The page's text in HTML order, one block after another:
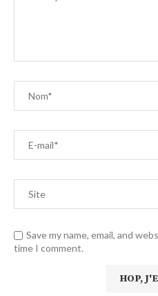
Save my name, email, and
time I comment.